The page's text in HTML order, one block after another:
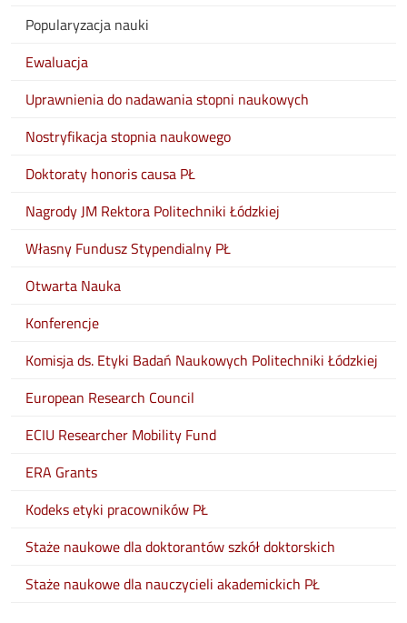
Popularyzacja nauki
Ewaluacja
Uprawnienia do nadawania stopni naukowych
Nostryfikacja stopnia naukowego
Doktoraty honoris causa PŁ
Nagrody JM Rektora Politechniki Łódzkiej
Własny Fundusz Stypendialny PŁ
Otwarta Nauka
Konferencje
Komisja ds. Etyki Badań Naukowych Politechniki Łódzkiej
European Research Council
ECIU Researcher Mobility Fund
ERA Grants
Kodeks etyki pracowników PŁ
Staże naukowe dla doktorantów szkół doktorskich
Staże naukowe dla nauczycieli akademickich PŁ